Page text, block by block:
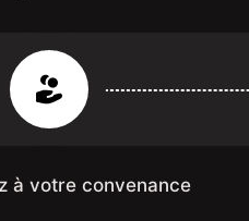
à votre convenance